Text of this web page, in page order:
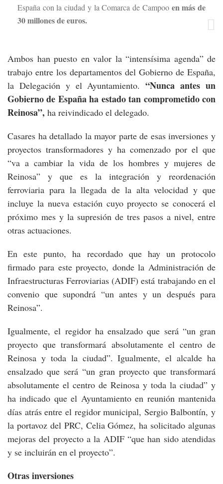
España con la ciudad y la Comarca de Campoo en más de
30 millones de euros.
Ambos han puesto en valor la “intensísima agenda” de
trabajo entre los departamentos del Gobierno de España,
la Delegación y el Ayuntamiento.“Nunca antes un
Gobierno de España ha estado tan comprometido con
Reinosa”, ha reivindicado el delegado.
Casares ha detallado la mayor parte de esas inversiones y
proyectos transformadores y ha comenzado por el que
“va a cambiar la vida de los hombres y mujeres de
Reinosa” y que es la integración y reordenación
ferroviaria para la llegada de la alta velocidad y que
incluye la nueva estación cuyo proyecto se conocerá el
próximo mes y la supresión de tres pasos a nivel, entre
otras actuaciones.
En este punto, ha recordado que hay un protocolo
firmado para este proyecto, donde la Administración de
Infraestructuras Ferroviarias (ADIF) está trabajando en el
convenio que supondrá “un antes y un después para
Reinosa”.
Igualmente, el regidor ha ensalzado que será “un gran
proyecto que transformará absolutamente el centro de
Reinosa y toda la ciudad”. Igualmente, el alcalde ha
ensalzado que será “un gran proyecto que transformará
absolutamente el centro de Reinosa y toda la ciudad” y
ha indicado que el Ayuntamiento en reunión mantenida
días atrás entre el regidor municipal, Sergio Balbontín, y
la portavoz del PRC, Celia Gómez, ha solicitado algunas
mejoras del proyecto a la ADIF “que han sido atendidas
y se incluirán en el proyecto”.
Otras inversiones